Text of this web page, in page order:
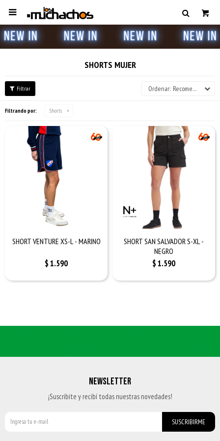

SHORTS MUJER
Recomendados
Filtrando por: Shorts
SHORT VENTURE XS-L - MARINO
$1.590
SHORT SAN SALVADOR S-XL -
NEGRO
$1.590
NEWSLETTER
¡Suscribite y recibí todas nuestras novedades!
SUSCRIBIRME